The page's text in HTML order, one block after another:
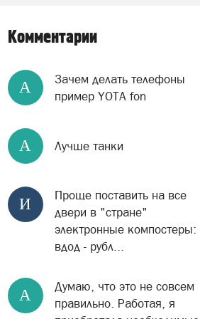
Комментарии
А
Зачем делать телефоны
пример YOTA fon
А Лучше танки
И
Проще поставить на все
двери в "стране"
электронные компостеры:
вдод - рубл...
А
Думаю, что это не совсем
правильно. Работая, я